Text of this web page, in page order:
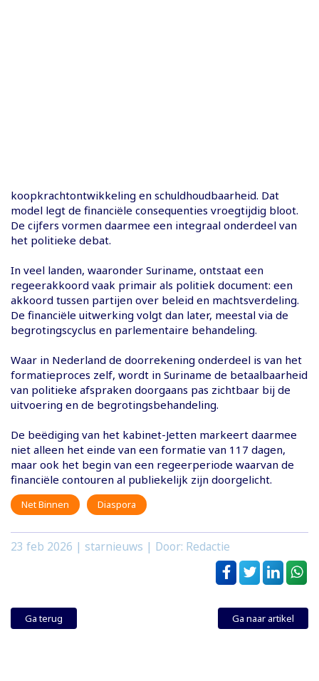
koopkrachtontwikkeling en schuldhoudbaarheid. Dat
model legt de financiële consequenties vroegtijdig bloot.
De cijfers vormen daarmee een integraal onderdeel van
het politieke debat.
In veel landen, waaronder Suriname, ontstaat een
regeerakkoord vaak primair als politiek document: een
akkoord tussen partijen over beleid en machtsverdeling.
De financiële uitwerking volgt dan later, meestal via de
begrotingscyclus en parlementaire behandeling.
Waar in Nederland de doorrekening onderdeel is van het
formatieproces zelf, wordt in Suriname de betaalbaarheid
van politieke afspraken doorgaans pas zichtbaar bij de
uitvoering en de begrotingsbehandeling.
De beëdiging van het kabinet-Jetten markeert daarmee
niet alleen het einde van een formatie van 117 dagen,
maar ook het begin van een regeerperiode waarvan de
financiële contouren al publiekelijk zijn doorgelicht.
Net Binnen Diaspora
23 feb 2026 | starnieuws | Door: Redactie
Ga terug Ga naar artikel